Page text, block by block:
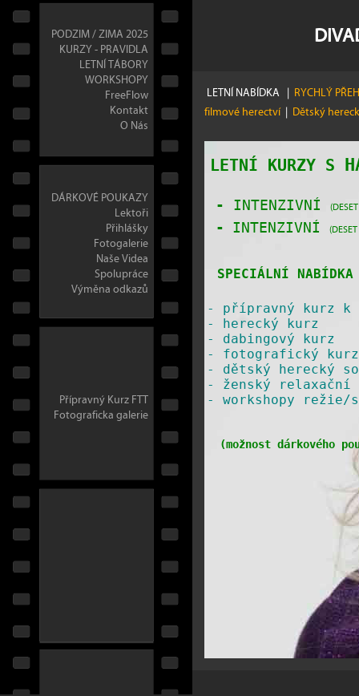
PODZIM / ZIMA 2025
KURZY - PRAVIDLA
LETNÍ TÁBORY
WORKSHOPY
FreeFlow
Kontakt
O Nás
DÁRKOVÉ POUKAZY
Lektoři
Přihlášky
Fotogalerie
Naše Videa
Spolupráce
Výměna odkazů
Přípravný Kurz FTT
Fotograficka galerie
LETNÍ NABÍDKA | RYCHLÝ
filmové herectví | Dětský
LETNÍ KURZY S
- INTENZIVNÍ
-
INTENZIVNÍ
SPECIÁLNÍ
- přípravný kurz k
- herecký kurz
- dabingový kurz
- fotografický kurz
- dětský herecký
- ženský relaxační
​- workshopy
(možnost dárkového